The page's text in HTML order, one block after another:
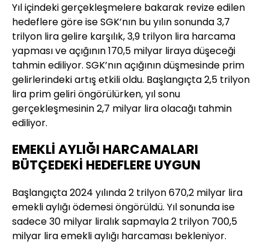
Yıl içindeki gerçekleşmelere bakarak revize edilen
hedeflere göre ise SGK’nın bu yılın sonunda 3,7
trilyon lira gelire karşılık, 3,9 trilyon lira harcama
yapması ve açığının 170,5 milyar liraya düşeceği
tahmin ediliyor. SGK’nın açığının düşmesinde prim
gelirlerindeki artış etkili oldu. Başlangıçta 2,5 trilyon
lira prim geliri öngörülürken, yıl sonu
gerçekleşmesinin 2,7 milyar lira olacağı tahmin
ediliyor.
EMEKLİ AYLIĞI HARCAMALARI
BÜTÇEDEKİ HEDEFLERE UYGUN
Başlangıçta 2024 yılında 2 trilyon 670,2 milyar lira
emekli aylığı ödemesi öngörüldü. Yıl sonunda ise
sadece 30 milyar liralık sapmayla 2 trilyon 700,5
milyar lira emekli aylığı harcaması bekleniyor.